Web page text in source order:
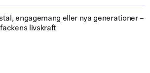
engagemang eller nya generationer –
livskraft